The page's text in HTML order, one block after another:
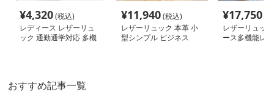
¥4,320(税込)
レディース レザーリュ
ック 通勤通学対応 多機
¥11,940(税込)
レザーリュック 本革 小
型シンプル ビジネス
¥17,750
レザーリュッ
ース多機能レ
おすすめ記事一覧